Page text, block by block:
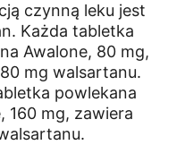
czynną leku jest
Każda tabletka
Awalone, 80 mg,
mg walsartanu.
powlekana
160 mg, zawiera